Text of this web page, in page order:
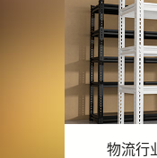
物流行